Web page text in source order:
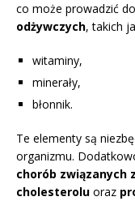
co może prowadzić do
odżywczych, takich
witaminy,
minerały,
błonnik.
Te elementy są
organizmu.
chorób związanych
cholesterolu oraz